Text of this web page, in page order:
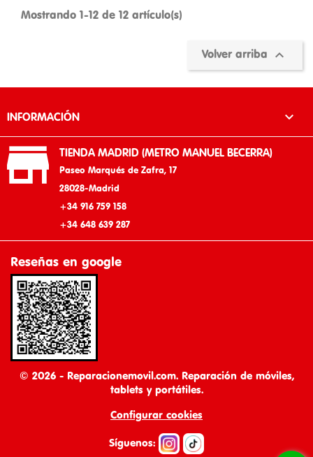
Mostrando 1-12 de 12 artículo(s)
Volver arriba 
INFORMACIÓN 
 TIENDA MADRID (METRO MANUEL BECERRA)
Paseo Marqués de Zafra, 17
28028-Madrid
+34 916 759 158
+34 648 639 287
Reseñas en google
© 2026 - Reparacionemovil.com. Reparación de móviles,
tablets y portátiles.
Configurar cookies
Síguenos: